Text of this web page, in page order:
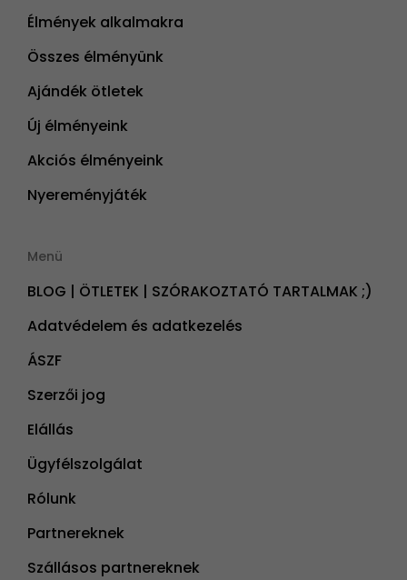
Élmények alkalmakra
Összes élményünk
Ajándék ötletek
Új élményeink
Akciós élményeink
Nyereményjáték
Menü
BLOG | ÖTLETEK | SZÓRAKOZTATÓ TARTALMAK ;)
Adatvédelem és adatkezelés
ÁSZF
Szerzői jog
Elállás
Ügyfélszolgálat
Rólunk
Partnereknek
Szállásos partnereknek